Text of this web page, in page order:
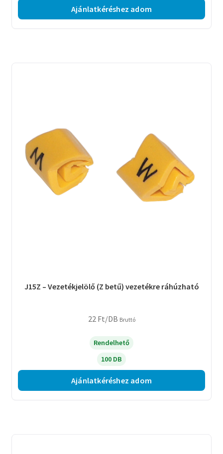
Ajánlatkéréshez adom
J15Z – Vezetékjelölő (Z betű) vezetékre ráhúzható
22 Ft/DB Bruttó
Rendelhető
100 DB
Ajánlatkéréshez adom